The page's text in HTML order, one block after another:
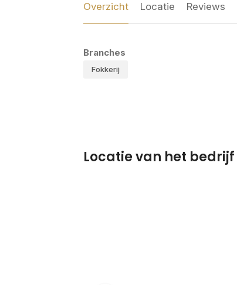
Overzicht Locatie Reviews
Branches
Fokkerij
Locatie van het bedrijf